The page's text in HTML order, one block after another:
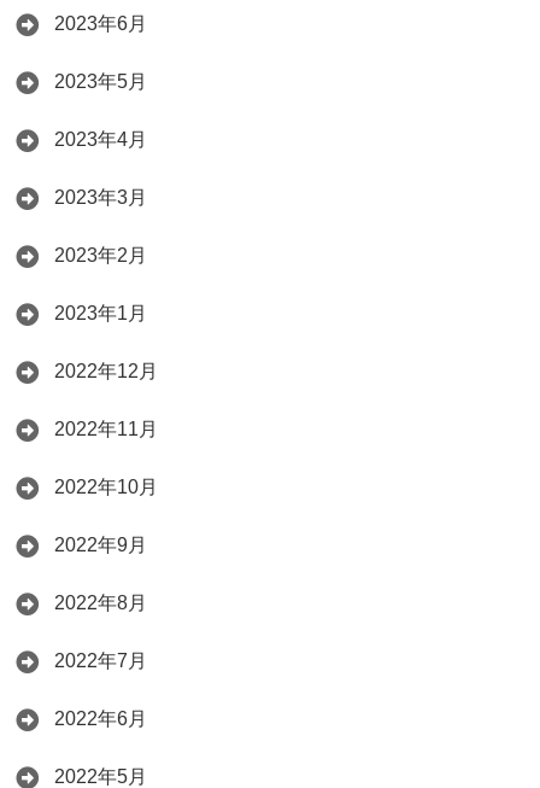
2023年6月
2023年5月
2023年4月
2023年3月
2023年2月
2023年1月
2022年12月
2022年11月
2022年10月
2022年9月
2022年8月
2022年7月
2022年6月
2022年5月